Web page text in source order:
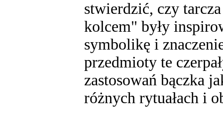
stwierdzić, czy
kolcem" były
symbolikę i
przedmioty te
zastosowań bączka
różnych rytuałach i